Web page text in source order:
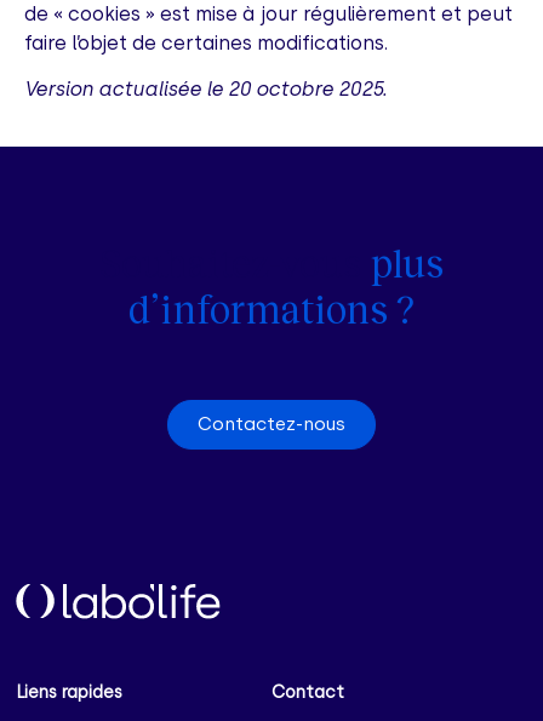
de « cookies » est mise à jour régulièrement et peut
faire l’objet de certaines modifications.
Version actualisée le 20 octobre 2025.
plus
d’informations ?
Contactez-nous
Liens rapides Contact